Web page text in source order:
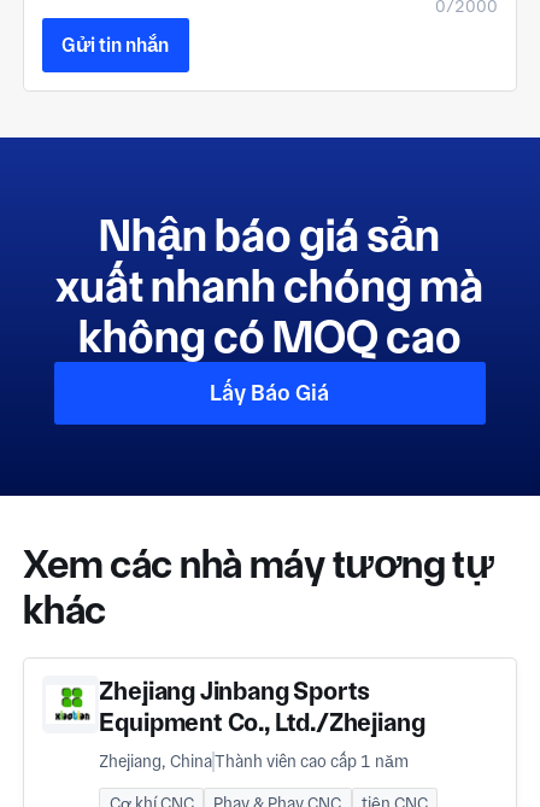
0/2000
Gửi tin nhắn
Nhận báo giá sản
xuất nhanh chóng mà
không có MOQ cao
Lấy Báo Giá
Xem các nhà máy tương tự
khác
Zhejiang Jinbang Sports
Equipment Co., Ltd./Zhejiang
Xiaotian Precision Machinery
Technology Co., Ltd.
Zhejiang, ChinaThành viên cao cấp 1 năm
Cơ khí CNC Phay & Phay CNC
tiện CNC